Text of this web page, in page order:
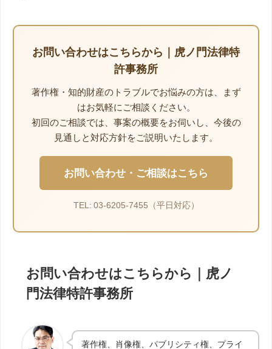
お問い合わせはこちらから｜虎ノ門法律特
許事務所
著作権・知的財産のトラブルでお悩みの方は、まず
はお気軽にご相談ください。
初回のご相談では、事案の概要をお伺いし、今後の
見通しと対応方針をご説明いたします。
お問い合わせ・ご相談はこちら
TEL: 03-6205-7455（平日対応）
お問い合わせはこちらから｜虎ノ
門法律特許事務所
著作権、肖像権、パブリシティ権、プライ